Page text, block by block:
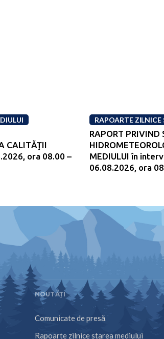
CALITĂŢII
ora 08.00 –
RAPOARTE ZILNICE
RAPORT PRIVIND
MEDIULUI în
06.08.2026, ora
NOUTĂȚI
Comunicate de presă
Rapoarte zilnice starea mediului